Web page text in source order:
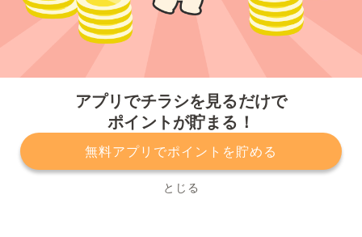
アプリでチラシを見るだけで
ポイントが貯まる！
無料アプリでポイントを貯める
とじる
プライバシーポリシー 利用規約
運営会社
サービスに関してのお問い合わせ